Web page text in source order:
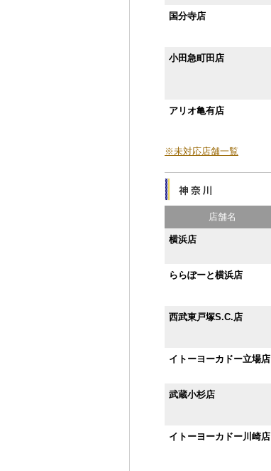
国分寺店
小田急町田店
アリオ亀有店
※未対応店舗一覧
店舗名
横浜店
ららぽーと横浜店
西武東戸塚S.C.店
イトーヨーカドー立場店
武蔵小杉店
イトーヨーカドー川崎店